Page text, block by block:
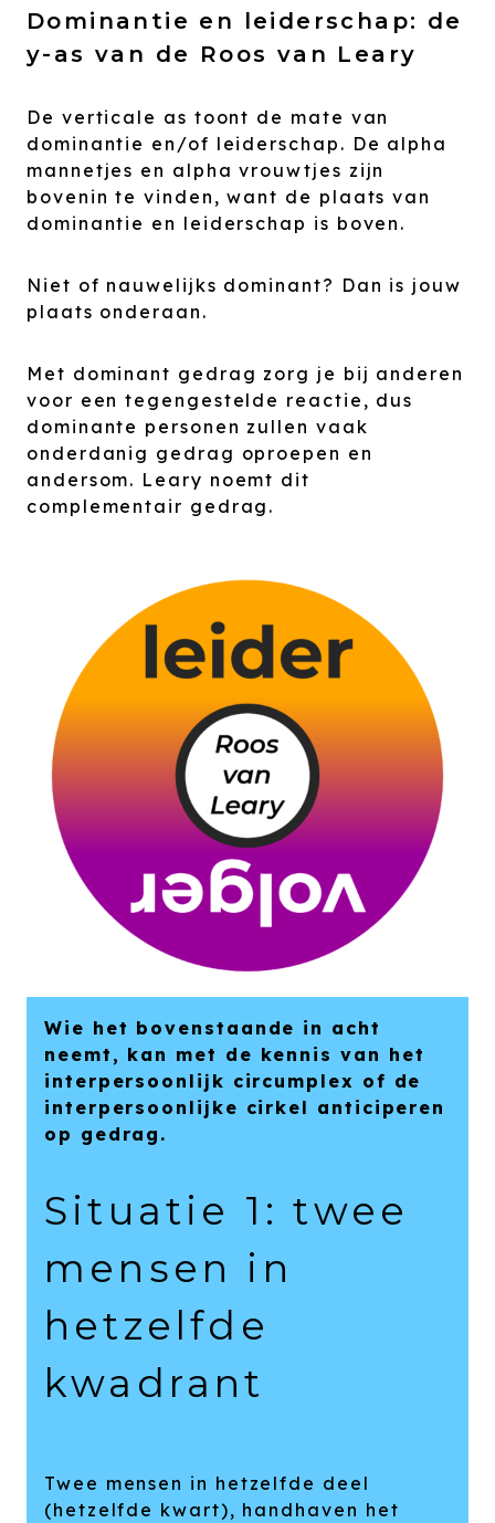
Dominantie en leiderschap: de
y-as van de Roos van Leary
De verticale as toont de mate van
dominantie en/of leiderschap. De alpha
mannetjes en alpha vrouwtjes zijn
bovenin te vinden, want de plaats van
dominantie en leiderschap is boven.
Niet of nauwelijks dominant? Dan is jouw
plaats onderaan.
Met dominant gedrag zorg je bij anderen
voor een tegengestelde reactie, dus
dominante personen zullen vaak
onderdanig gedrag oproepen en
andersom. Leary noemt dit
complementair gedrag.
Wie het bovenstaande in acht
neemt, kan met de kennis van het
interpersoonlijk circumplex of de
interpersoonlijke cirkel anticiperen
op gedrag.
Situatie 1: twee
mensen in
hetzelfde
kwadrant
Twee mensen in hetzelfde deel
(hetzelfde kwart), handhaven het